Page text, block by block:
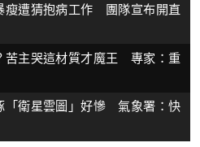
瘦遭猜抱病工作 團隊宣布開直
苦主哭這材質才魔王 專家：重
「衛星雲圖」好慘 氣象署：快